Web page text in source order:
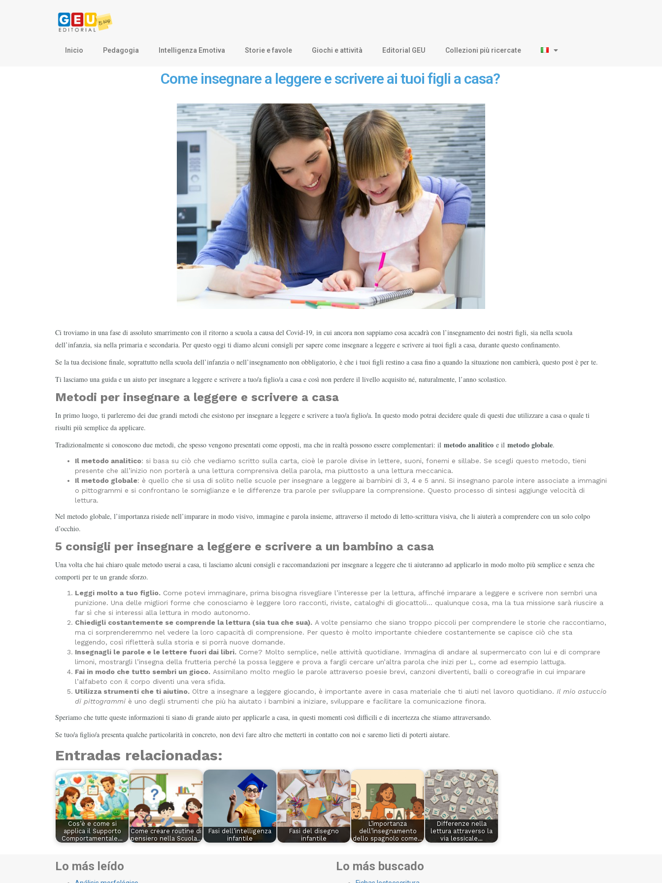
Inicio Pedagogia Intelligenza Emotiva Storie e favole Giochi e attività Editorial GEU Collezioni più ricercate
Come insegnare a leggere e scrivere ai tuoi figli a casa?
Ci troviamo in una fase di assoluto smarrimento con il ritorno a scuola a causa del Covid-19, in cui ancora non sappiamo cosa accadrà con l’insegnamento dei nostri figli, sia nella scuola
dell’infanzia, sia nella primaria e secondaria. Per questo oggi ti diamo alcuni consigli per sapere come insegnare a leggere e scrivere ai tuoi figli a casa, durante questo confinamento.
Se la tua decisione finale, soprattutto nella scuola dell’infanzia o nell’insegnamento non obbligatorio, è che i tuoi figli restino a casa fino a quando la situazione non cambierà, questo post è per te.
Ti lasciamo una guida e un aiuto per insegnare a leggere e scrivere a tuo/a figlio/a a casa e così non perdere il livello acquisito né, naturalmente, l’anno scolastico.
Metodi per insegnare a leggere e scrivere a casa
In primo luogo, ti parleremo dei due grandi metodi che esistono per insegnare a leggere e scrivere a tuo/a figlio/a. In questo modo potrai decidere quale di questi due utilizzare a casa o quale ti
risulti più semplice da applicare.
Tradizionalmente si conoscono due metodi, che spesso vengono presentati come opposti, ma che in realtà possono essere complementari: il metodo analitico e il metodo globale.
Il metodo analitico: si basa su ciò che vediamo scritto sulla carta, cioè le parole divise in lettere, suoni, fonemi e sillabe. Se scegli questo metodo, tieni
presente che all’inizio non porterà a una lettura comprensiva della parola, ma piuttosto a una lettura meccanica.
Il metodo globale: è quello che si usa di solito nelle scuole per insegnare a leggere ai bambini di 3, 4 e 5 anni. Si insegnano parole intere associate a immagini
o pittogrammi e si confrontano le somiglianze e le differenze tra parole per sviluppare la comprensione. Questo processo di sintesi aggiunge velocità di
lettura.
Nel metodo globale, l’importanza risiede nell’imparare in modo visivo, immagine e parola insieme, attraverso il metodo di letto-scrittura visiva, che li aiuterà a comprendere con un solo colpo
d’occhio.
5 consigli per insegnare a leggere e scrivere a un bambino a casa
Una volta che hai chiaro quale metodo userai a casa, ti lasciamo alcuni consigli e raccomandazioni per insegnare a leggere che ti aiuteranno ad applicarlo in modo molto più semplice e senza che
comporti per te un grande sforzo.
Leggi molto a tuo figlio. Come potevi immaginare, prima bisogna risvegliare l’interesse per la lettura, affinché imparare a leggere e scrivere non sembri una
punizione. Una delle migliori forme che conosciamo è leggere loro racconti, riviste, cataloghi di giocattoli… qualunque cosa, ma la tua missione sarà riuscire a
far sì che si interessi alla lettura in modo autonomo.
Chiedigli costantemente se comprende la lettura (sia tua che sua). A volte pensiamo che siano troppo piccoli per comprendere le storie che raccontiamo,
ma ci sorprenderemmo nel vedere la loro capacità di comprensione. Per questo è molto importante chiedere costantemente se capisce ciò che sta
leggendo, così rifletterà sulla storia e si porrà nuove domande.
Insegnagli le parole e le lettere fuori dai libri. Come? Molto semplice, nelle attività quotidiane. Immagina di andare al supermercato con lui e di comprare
limoni, mostrargli l’insegna della frutteria perché la possa leggere e prova a fargli cercare un’altra parola che inizi per L, come ad esempio lattuga.
Fai in modo che tutto sembri un gioco. Assimilano molto meglio le parole attraverso poesie brevi, canzoni divertenti, balli o coreografie in cui imparare
l’alfabeto con il corpo diventi una vera sfida.
Utilizza strumenti che ti aiutino. Oltre a insegnare a leggere giocando, è importante avere in casa materiale che ti aiuti nel lavoro quotidiano. Il mio astuccio
di pittogrammi è uno degli strumenti che più ha aiutato i bambini a iniziare, sviluppare e facilitare la comunicazione finora.
Speriamo che tutte queste informazioni ti siano di grande aiuto per applicarle a casa, in questi momenti così difficili e di incertezza che stiamo attraversando.
Se tuo/a figlio/a presenta qualche particolarità in concreto, non devi fare altro che metterti in contatto con noi e saremo lieti di poterti aiutare.
Entradas relacionadas:
Cos’è e come si
applica il Supporto
Comportamentale…
Come creare routine di
pensiero nella Scuola…
Fasi dell’intelligenza
infantile
Fasi del disegno
infantile
L’importanza
dell’insegnamento
dello spagnolo come…
Differenze nella
lettura attraverso la
via lessicale…
Lo más leído Lo más buscado